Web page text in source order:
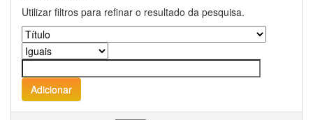
Utilizar filtros para refinar o resultado da pesquisa.